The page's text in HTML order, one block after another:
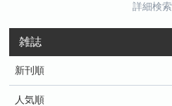
詳細検索
雑誌
新刊順
人気順